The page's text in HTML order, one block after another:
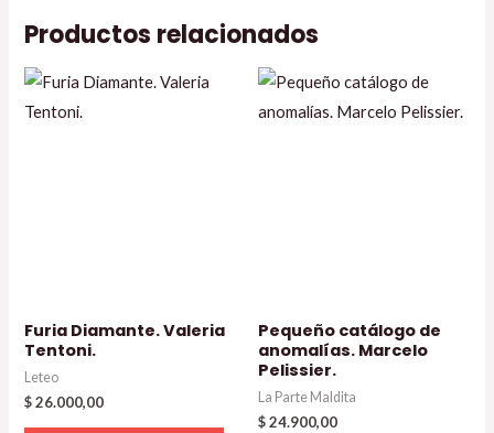
Productos relacionados
Furia Diamante. Valeria
Tentoni.
Leteo
$26.000,00
Pequeño catálogo de
anomalías. Marcelo
Pelissier.
La Parte Maldita
$24.900,00